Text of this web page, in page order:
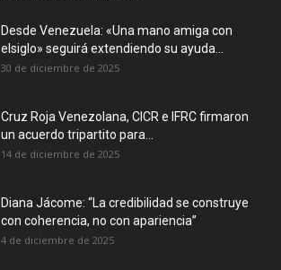
Desde Venezuela: «Una mano amiga con
elsiglo» seguirá extendiendo su ayuda...
30 de diciembre de 2025
Cruz Roja Venezolana, CICR e IFRC firmaron
un acuerdo tripartito para...
14 de diciembre de 2025
Diana Jácome: “La credibilidad se construye
con coherencia, no con apariencia”
4 de diciembre de 2025